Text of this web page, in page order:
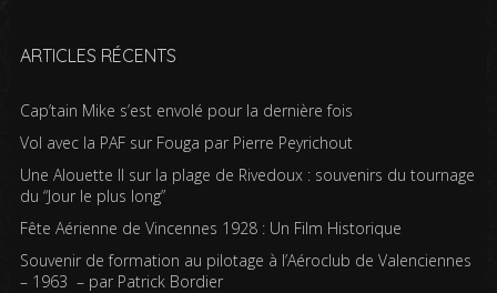
ARTICLES RÉCENTS
Cap’tain Mike s’est envolé pour la dernière fois
Vol avec la PAF sur Fouga par Pierre Peyrichout
Une Alouette II sur la plage de Rivedoux : souvenirs du tournage
du “Jour le plus long”
Fête Aérienne de Vincennes 1928 : Un Film Historique
Souvenir de formation au pilotage à l’Aéroclub de Valenciennes
– 1963 – par Patrick Bordier